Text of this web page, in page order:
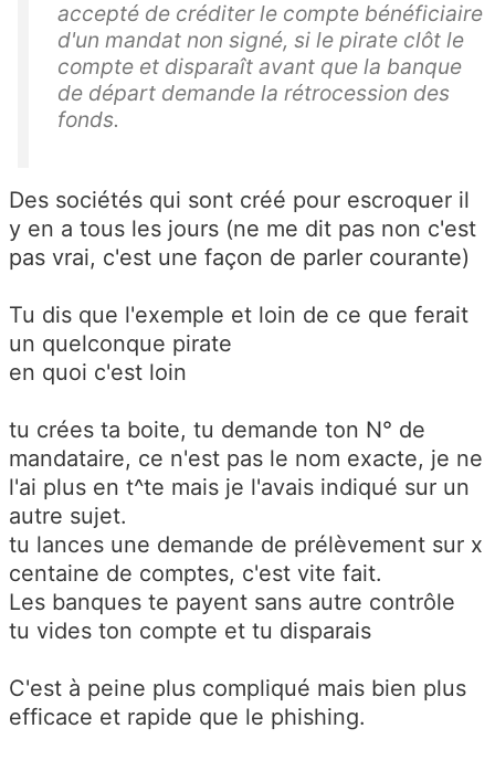
accepté de créditer le compte bénéficiaire
d'un mandat non signé, si le pirate clôt le
compte et disparaît avant que la banque
de départ demande la rétrocession des
fonds.
Des sociétés qui sont créé pour escroquer il
y en a tous les jours (ne me dit pas non c'est
pas vrai, c'est une façon de parler courante)
Tu dis que l'exemple et loin de ce que ferait
un quelconque pirate
en quoi c'est loin
tu crées ta boite, tu demande ton N° de
mandataire, ce n'est pas le nom exacte, je ne
l'ai plus en t^te mais je l'avais indiqué sur un
autre sujet.
tu lances une demande de prélèvement sur x
centaine de comptes, c'est vite fait.
Les banques te payent sans autre contrôle
tu vides ton compte et tu disparais
C'est à peine plus compliqué mais bien plus
efficace et rapide que le phishing.